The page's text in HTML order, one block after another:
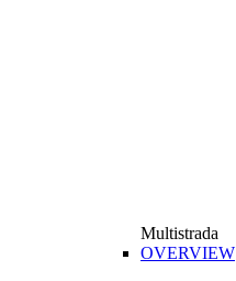
Multistrada
OVERVIEW